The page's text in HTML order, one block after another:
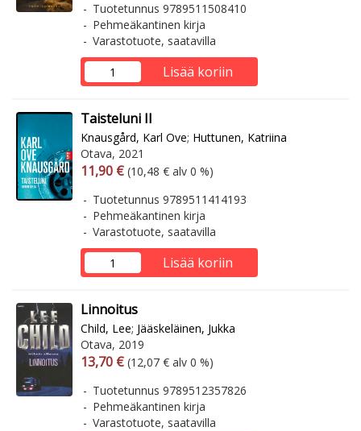
Tuotetunnus 9789511508410
Pehmeäkantinen kirja
Varastotuote, saatavilla
Lisää koriin
Taisteluni II
Knausgård, Karl Ove; Huttunen, Katriina
Otava, 2021
Arvonlisäverollinen hinta
11,90 € Arvonlisäveroton hinta
(10,48 € alv 0 %)
Tuotetunnus 9789511414193
Pehmeäkantinen kirja
Varastotuote, saatavilla
Lisää koriin
Linnoitus
Child, Lee; Jääskeläinen, Jukka
Otava, 2019
Arvonlisäverollinen hinta
13,70 € Arvonlisäveroton hinta
(12,07 € alv 0 %)
Tuotetunnus 9789512357826
Pehmeäkantinen kirja
Varastotuote, saatavilla